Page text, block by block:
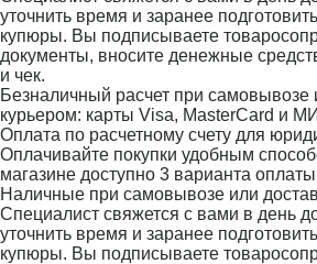
уточнить время и заранее
купюры. Вы подписываете
документы, вносите денежные
и чек.
Безналичный расчет при самовывозе
курьером: карты Visa, MasterCard и
Оплата по расчетному счету для
Оплачивайте покупки удобным
магазине доступно 3 варианта
Наличные при самовывозе или
Специалист свяжется с вами в день
уточнить время и заранее
купюры. Вы подписываете